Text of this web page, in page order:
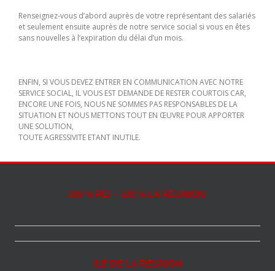
Renseignez-vous d’abord auprès de votre représentant des salariés
et seulement ensuite auprès de notre service social si vous en êtes
sans nouvelles à l’expiration du délai d’un mois.
ENFIN, SI VOUS DEVEZ ENTRER EN COMMUNICATION AVEC NOTRE
SERVICE SOCIAL, IL VOUS EST DEMANDE DE RESTER COURTOIS CAR,
ENCORE UNE FOIS, NOUS NE SOMMES PAS RESPONSABLES DE LA
SITUATION ET NOUS METTONS TOUT EN ŒUVRE POUR APPORTER
UNE SOLUTION,
TOUTE AGRESSIVITE ETANT INUTILE.
100 % PEI - 100 % LA REUNION
ILE DE LA REUNION